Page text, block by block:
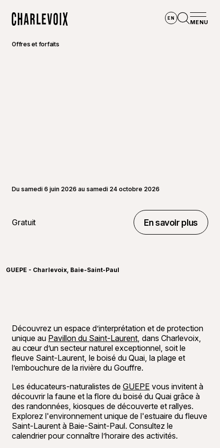
EN
MENU
Offres et forfaits
Du samedi 6 juin 2026 au samedi 24 octobre 2026
Gratuit
En savoir plus
En savoir plus
GUEPE - Charlevoix, Baie-Saint-Paul
Découvrez un espace d’interprétation et de protection
unique au Pavillon du Saint-Laurent, dans Charlevoix,
au cœur d’un secteur naturel exceptionnel, soit le
fleuve Saint-Laurent, le boisé du Quai, la plage et
l’embouchure de la rivière du Gouffre.
Les éducateurs-naturalistes de GUEPE vous invitent à
découvrir la faune et la flore du boisé du Quai grâce à
des randonnées, kiosques de découverte et rallyes.
Explorez l'environnement unique de l'estuaire du fleuve
Saint-Laurent à Baie-Saint-Paul. Consultez le
calendrier pour connaître l’horaire des activités.